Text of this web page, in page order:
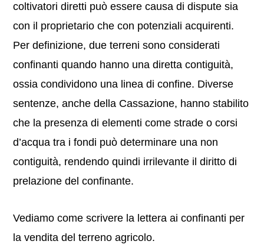
coltivatori diretti può essere causa di dispute sia
con il proprietario che con potenziali acquirenti.
Per definizione, due terreni sono considerati
confinanti quando hanno una diretta contiguità,
ossia condividono una linea di confine. Diverse
sentenze, anche della Cassazione, hanno stabilito
che la presenza di elementi come strade o corsi
d’acqua tra i fondi può determinare una non
contiguità, rendendo quindi irrilevante il diritto di
prelazione del confinante.
Vediamo come scrivere la lettera ai confinanti per
la vendita del terreno agricolo.